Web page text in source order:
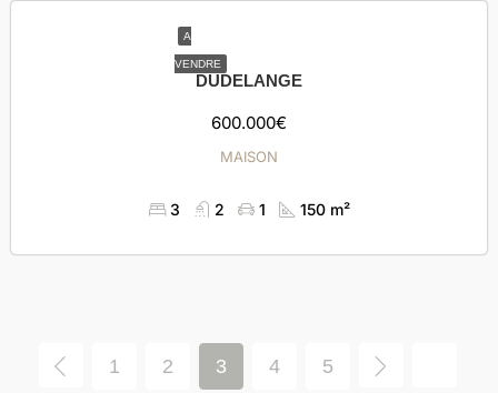
A
VENDRE
DUDELANGE
600.000€
MAISON
3 2 1 150 m²
1 2 3 4 5